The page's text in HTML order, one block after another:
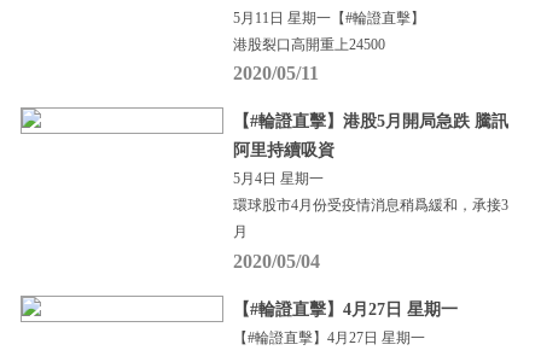
5月11日 星期一【#輪證直擊】
港股裂口高開重上24500
2020/05/11
【#輪證直擊】港股5月開局急跌 騰訊
阿里持續吸資
5月4日 星期一
環球股市4月份受疫情消息稍爲緩和，承接3
月
2020/05/04
【#輪證直擊】4月27日 星期一
【#輪證直擊】4月27日 星期一